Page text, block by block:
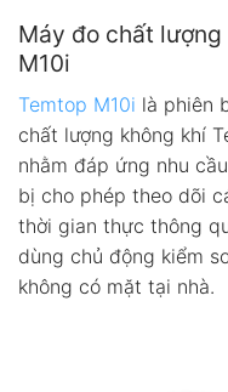
Máy đo chất
M10i
Temtop M10i là phiên
chất lượng không khí
nhằm đáp ứng nhu
bị cho phép theo dõi
thời gian thực thông
dùng chủ động kiểm
không có mặt tại nhà.